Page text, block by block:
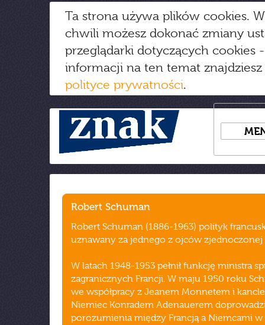
Ta strona używa plików cookies.
chwili możesz dokonać zmiany
przeglądarki dotyczących cookies
informacji na ten temat
polityce prywatności.
Robert Schuman
Robert Schuman (1886-1963) polityk
uznawany za jednego z ojców zjednoczonej
W latach 1948-1953 pełnił funkcję ministra
zagranicznych Francji. W maju 1950 roku
we współpracy z Jeanem Monnetem i
Niemiec Konradem Adenauerem
porozumienia między Francją a Niemcami w